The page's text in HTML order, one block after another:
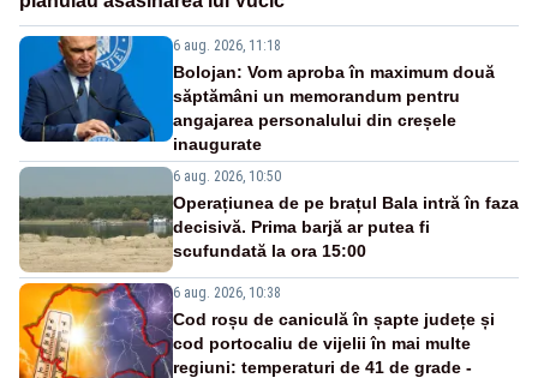
6 aug. 2026, 11:18
Bolojan: Vom aproba în maximum două
săptămâni un memorandum pentru
angajarea personalului din creșele
inaugurate
6 aug. 2026, 10:50
Operațiunea de pe brațul Bala intră în faza
decisivă. Prima barjă ar putea fi
scufundată la ora 15:00
6 aug. 2026, 10:38
Cod roșu de caniculă în șapte județe și
cod portocaliu de vijelii în mai multe
regiuni: temperaturi de 41 de grade -